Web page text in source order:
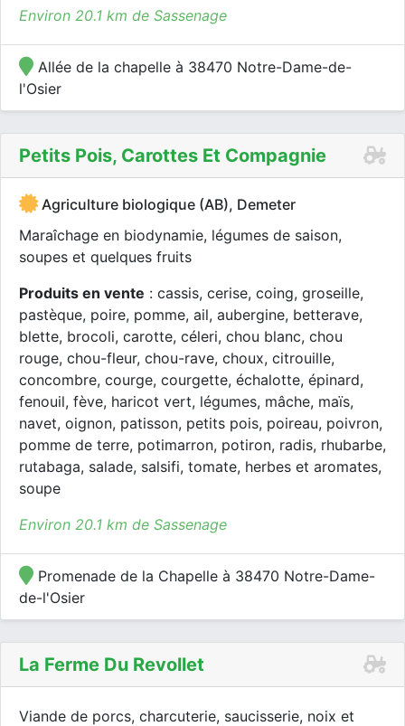
Environ 20.1 km de Sassenage
Allée de la chapelle à 38470 Notre-Dame-de-
l'Osier
Petits Pois, Carottes Et Compagnie
Agriculture biologique (AB), Demeter
Maraîchage en biodynamie, légumes de saison,
soupes et quelques fruits
Produits en vente : cassis, cerise, coing, groseille,
pastèque, poire, pomme, ail, aubergine, betterave,
blette, brocoli, carotte, céleri, chou blanc, chou
rouge, chou-fleur, chou-rave, choux, citrouille,
concombre, courge, courgette, échalotte, épinard,
fenouil, fève, haricot vert, légumes, mâche, maïs,
navet, oignon, patisson, petits pois, poireau, poivron,
pomme de terre, potimarron, potiron, radis, rhubarbe,
rutabaga, salade, salsifi, tomate, herbes et aromates,
soupe
Environ 20.1 km de Sassenage
Promenade de la Chapelle à 38470 Notre-Dame-
de-l'Osier
La Ferme Du Revollet
Viande de porcs, charcuterie, saucisserie, noix et